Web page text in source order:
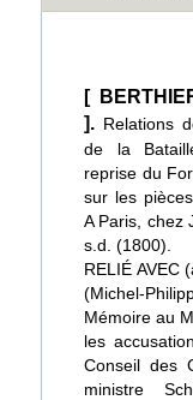
[
]. Relations
de la
reprise du
sur les
A Paris, chez
s.d. (1800).
RELIÉ AVEC
(Michel-
Mémoire au
les
Conseil des
ministre